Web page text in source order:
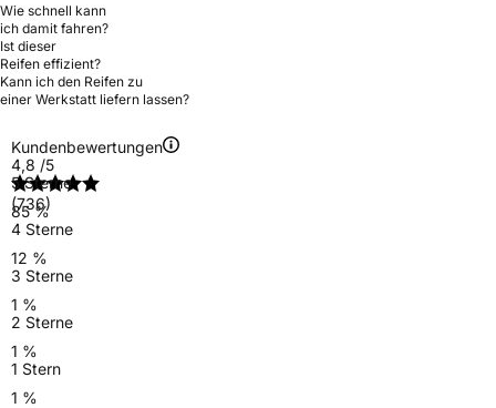
Wie schnell kann
ich damit fahren?
Ist dieser
Reifen effizient?
Kann ich den Reifen zu
einer Werkstatt liefern lassen?
Kundenbewertungen
4,8 /5
(736)
5 Sterne
85 %
4 Sterne
12 %
3 Sterne
1 %
2 Sterne
1 %
1 Stern
1 %